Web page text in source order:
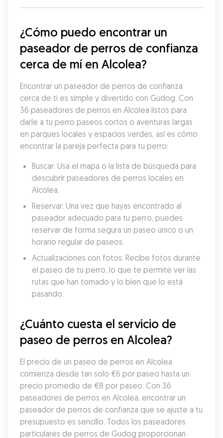
¿Cómo puedo encontrar un
paseador de perros de confianza
cerca de mí en Alcolea?
Encontrar un paseador de perros de confianza
cerca de ti es simple y divertido con Gudog. Con
36 paseadores de perros en Alcolea listos para
darle a tu perro paseos cortos o aventuras largas
en parques locales y espacios verdes, así es cómo
encontrar la pareja perfecta para tu perro:
Buscar: Usa el mapa o la lista de búsqueda para
descubrir paseadores de perros locales en
Alcolea.
Reservar: Una vez que hayas encontrado al
paseador adecuado para tu perro, puedes
reservar de forma segura un paseo único o un
horario regular de paseos.
Actualizaciones con fotos: Recibe fotos durante
el paseo de tu perro, lo que te permite ver las
rutas que han tomado y lo bien que lo está
pasando.
¿Cuánto cuesta el servicio de
paseo de perros en Alcolea?
El precio de un paseo de perros en Alcolea
comienza desde tan solo €6 por paseo hasta un
precio promedio de €8 por paseo. Con 36
paseadores de perros en Alcolea, encontrar un
paseador de perros de confianza que se ajuste a tu
presupuesto es sencillo. Todos los paseadores
particulares de perros de Gudog proporcionan